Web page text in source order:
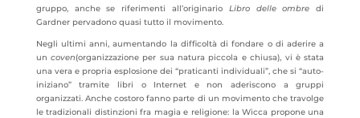
gruppo, anche se riferimenti all’originario Libro delle ombre di
Gardner pervadono quasi tutto il movimento.
Negli ultimi anni, aumentando la difficoltà di fondare o di aderire a
uncoven(organizzazione per sua natura piccola e chiusa), vi è stata
una vera e propria esplosione dei “praticanti individuali”, che si “auto-
iniziano” tramite libri o Internet e non aderiscono a gruppi
organizzati. Anche costoro fanno parte di un movimento che travolge
le tradizionali distinzioni fra magia e religione: la Wicca propone una